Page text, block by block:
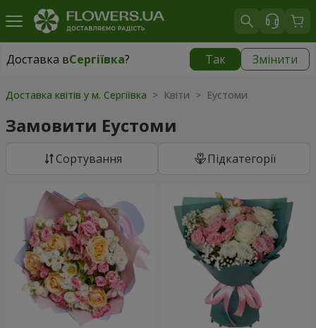
Доставка вСергіївка? Так Змінити
Доставка вСергіївка|
Доставка квітів у м. Сергіївка > Квіти > Еустоми
Замовити Еустоми
Сортування Підкатегорії